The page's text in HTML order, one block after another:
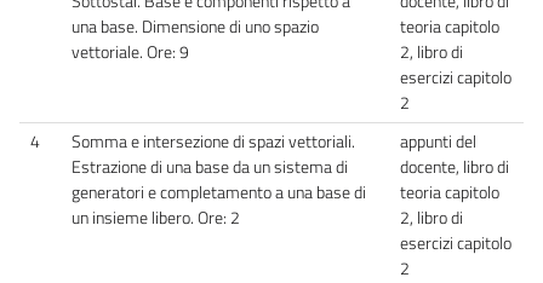
una base. Dimensione di uno spazio
vettoriale. Ore: 9
teoria capitolo
2, libro di
esercizi capitolo
2
4
Somma e intersezione di spazi vettoriali.
Estrazione di una base da un sistema di
generatori e completamento a una base di
un insieme libero. Ore: 2
appunti del
docente, libro di
teoria capitolo
2, libro di
esercizi capitolo
2